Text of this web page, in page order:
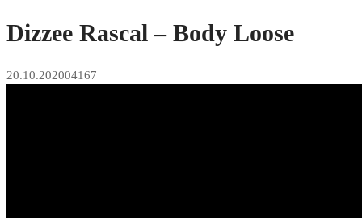
Dizzee Rascal – Body Loose
20.10.202004167